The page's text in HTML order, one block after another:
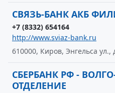
СВЯЗЬ-БАНК АКБ
+7 (8332) 654164
http://www.sviaz-bank.ru
610000, Киров, Энгельса ул.,
СБЕРБАНК РФ -
ОТДЕЛЕНИЕ